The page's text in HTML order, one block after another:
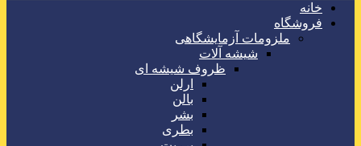
خانه
فروشگاه
ملزومات آزمایشگاهی
شیشه آلات
ظروف شیشه ای
ارلن
بالن
بشر
بطری